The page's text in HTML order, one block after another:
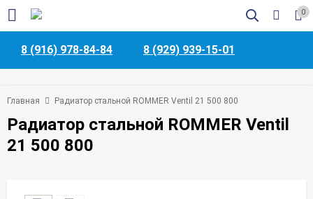
0
8 (916) 978-84-84 8 (929) 939-15-01
Главная Радиатор стальной ROMMER Ventil 21 500 800
Радиатор стальной ROMMER Ventil
21 500 800